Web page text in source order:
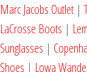
Marc Jacobs Outlet |
LaCrosse Boots |
Sunglasses |
Shoes | Lowa